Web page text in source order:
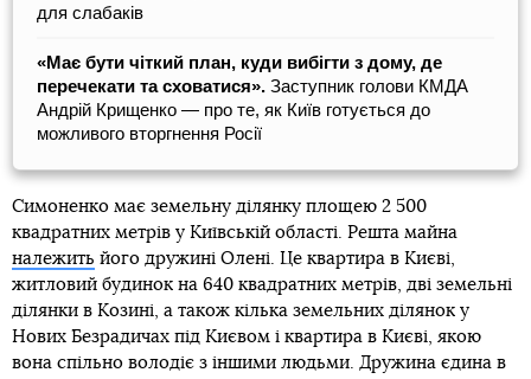
для слабаків
«Має бути чіткий план, куди вибігти з дому, де
перечекати та сховатися». Заступник голови КМДА
Андрій Крищенко — про те, як Київ готується до
можливого вторгнення Росії
Симоненко має земельну ділянку площею 2 500
квадратних метрів у Київській області. Решта майна
належить його дружині Олені. Це квартира в Києві,
житловий будинок на 640 квадратних метрів, дві земельні
ділянки в Козині, а також кілька земельних ділянок у
Нових Безрадичах під Києвом і квартира в Києві, якою
вона спільно володіє з іншими людьми. Дружина єдина в